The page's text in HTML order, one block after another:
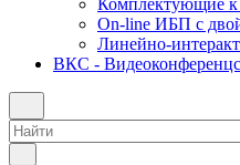
Комплектующие к
On-line ИБП с
Линейно-
ВКС -